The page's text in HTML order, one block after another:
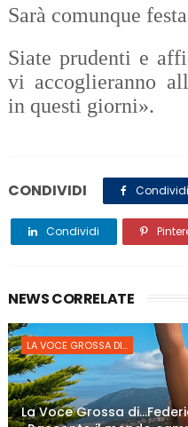
Sarà comunque
Siate prudenti e
vi accoglieranno
in questi giorni».
CONDIVIDI Condividi
Condividi
NEWS CORRELATE
LA VOCE GROSSA DI...
La Voce Grossa